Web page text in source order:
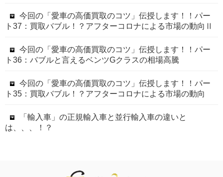
今回の「愛車の高価買取のコツ」伝授します！！パー
ト37：買取バブル！？アフターコロナによる市場の動向Ⅱ
今回の「愛車の高価買取のコツ」伝授します！！パー
ト36：バブルと言えるベンツGクラスの相場高騰
今回の「愛車の高価買取のコツ」伝授します！！パー
ト35：買取バブル！？アフターコロナによる市場の動向
「輸入車」の正規輸入車と並行輸入車の違いと
は、、、！？